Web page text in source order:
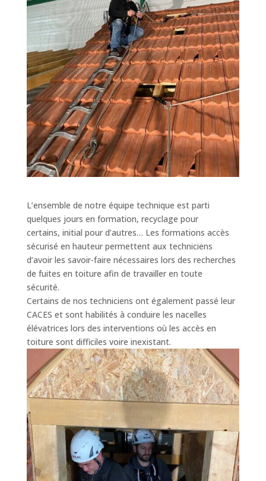
L’ensemble de notre équipe technique est parti
quelques jours en formation, recyclage pour
certains, initial pour d’autres… Les formations accès
sécurisé en hauteur permettent aux techniciens
d’avoir les savoir-faire nécessaires lors des recherches
de fuites en toiture afin de travailler en toute
sécurité.
Certains de nos techniciens ont également passé leur
CACES et sont habilités à conduire les nacelles
élévatrices lors des interventions où les accès en
toiture sont difficiles voire inexistant.